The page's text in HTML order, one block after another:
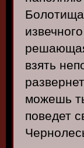
Болотища
взять
можешь
поведет